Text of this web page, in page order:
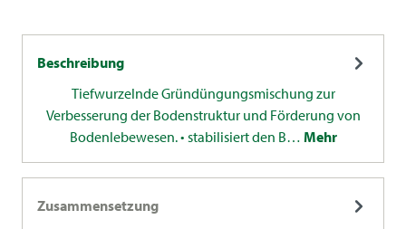
Beschreibung
Tiefwurzelnde Gründüngungsmischung zur
Verbesserung der Bodenstruktur und Förderung von
Bodenlebewesen. • stabilisiert den B… Mehr
Zusammensetzung